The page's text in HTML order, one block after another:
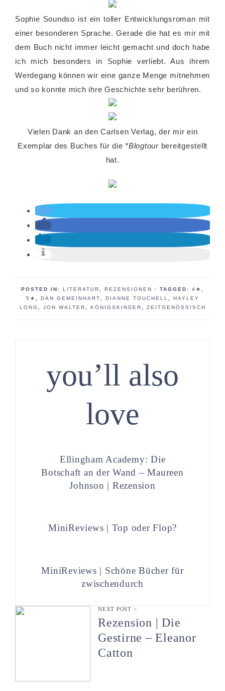
Sophie Soundso ist ein toller Entwicklungsroman mit
einer besonderen Sprache. Gerade die hat es mir mit
dem Buch nicht immer leicht gemacht und doch habe
ich mich besonders in Sophie verliebt. Aus ihrem
Werdegang können wir eine ganze Menge mitnehmen
und so konnte mich ihre Geschichte sehr berühren.
Vielen Dank an den Carlsen Verlag, der mir ein
Exemplar des Buches für die *Blogtourbereitgestellt
hat.
POSTED IN: LITERATUR REZENSIONEN · TAGGED: 4★
5★
DAN GEMEINHART DIANNE TOUCHELL
HAYLEY
LONG
JON WALTER KÖNIGSKINDER ZEITGENÖSSISCH
you’ll also
love
Ellingham Academy: Die
Botschaft an der Wand – Maureen
Johnson | Rezension
MiniReviews | Top oder Flop?
MiniReviews | Schöne Bücher für
zwischendurch
NEXT POST >
Rezension | Die
Gestirne – Eleanor
Catton